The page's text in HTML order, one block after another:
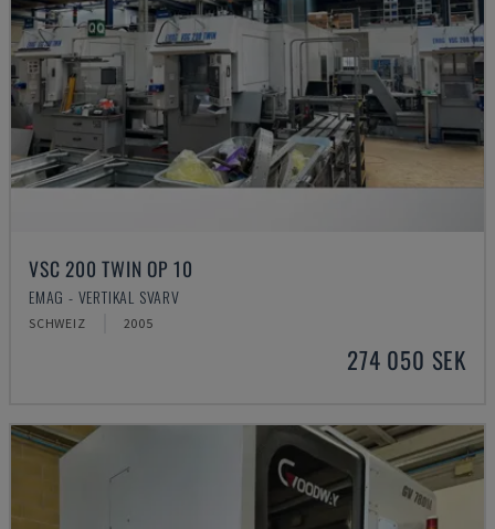
VSC 200 TWIN OP 10
EMAG - VERTIKAL SVARV
SCHWEIZ 2005
274 050 SEK